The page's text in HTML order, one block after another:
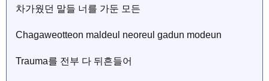
차가웠던 말들 너를 가둔 모든
Chagaweotteon maldeul neoreul gadun modeun
Trauma를 전부 다 뒤흔들어